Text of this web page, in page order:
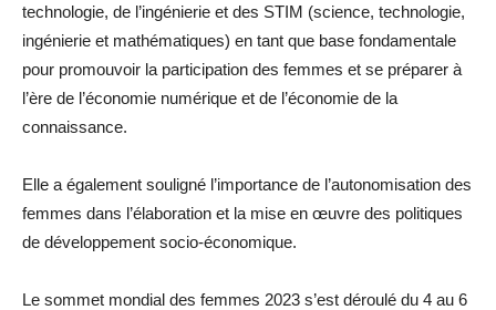
technologie, de l’ingénierie et des STIM (science, technologie,
ingénierie et mathématiques) en tant que base fondamentale
pour promouvoir la participation des femmes et se préparer à
l’ère de l’économie numérique et de l’économie de la
connaissance.
Elle a également souligné l’importance de l’autonomisation des
femmes dans l’élaboration et la mise en œuvre des politiques
de développement socio-économique.
Le sommet mondial des femmes 2023 s’est déroulé du 4 au 6